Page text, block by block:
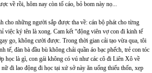
về rồi, hôm nay còn tố cáo, bỏ bom này nọ...
cho những người sắp được tha về: cán bộ phát cho từng
việc ký tên là xong. Cam kết “động viên vợ con đi kinh tế
go, không cười được. Trong thời gian cải tạo vừa qua, tôi
tế, đàn bà đầu bù không chải quần áo bạc phếch, trẻ con tóc
học là gì, con gái không có vú như các cô đi Liên Xô về
đi lao động đi học tại xứ sở này ăn uống thiếu thốn, xẹp